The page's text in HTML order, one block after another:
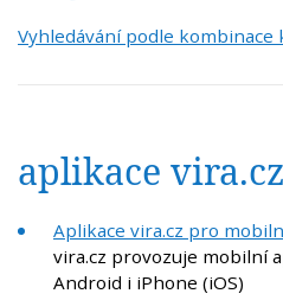
Vyhledávání podle kombinace
aplikace vira.cz
Aplikace vira.cz pro
vira.cz provozuje mobilní
Android i iPhone (iOS)